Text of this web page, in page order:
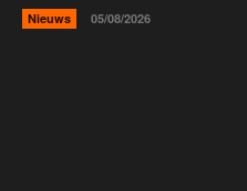
Nieuws 05/08/2026